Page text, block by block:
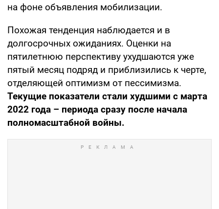
на фоне объявления мобилизации.
Похожая тенденция наблюдается и в
долгосрочных ожиданиях. Оценки на
пятилетнюю перспективу ухудшаются уже
пятый месяц подряд и приблизились к черте,
отделяющей оптимизм от пессимизма.
Текущие показатели стали худшими с марта
2022 года – периода сразу после начала
полномасштабной войны.